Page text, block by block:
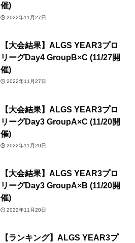
催)
2022年11月27日
【大会結果】ALGS YEAR3プロ
リーグDay4 GroupB×C (11/27開
催)
2022年11月27日
【大会結果】ALGS YEAR3プロ
リーグDay3 GroupA×C (11/20開
催)
2022年11月20日
【大会結果】ALGS YEAR3プロ
リーグDay3 GroupA×B (11/20開
催)
2022年11月20日
【ランキング】ALGS YEAR3プ